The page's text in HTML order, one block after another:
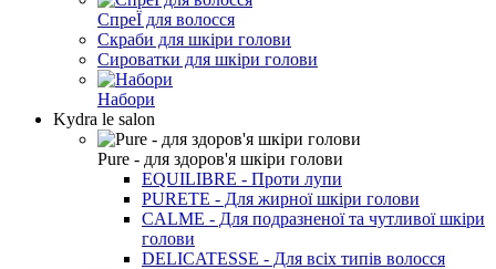
СпреЇ для волосся
Скраби для шкіри голови
Сироватки для шкіри голови
Набори
Kydra le salon
Pure - для здоров'я шкіри голови
EQUILIBRE - Проти лупи
PURETE - Для жирної шкіри голови
CALME - Для подразненої та чутливої шкіри
голови
DELICATESSE - Для всіх типів волосся